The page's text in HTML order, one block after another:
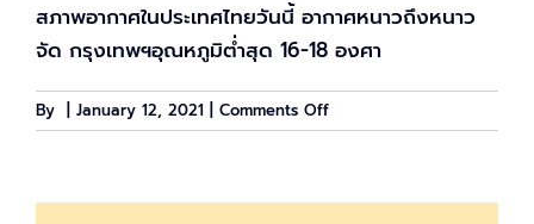
สภาพอากาศในประเทศไทยวันนี้ อากาศหนาวถึงหนาว
จัด กรุงเทพฯอุณหภูมิต่ำสุด 16-18 องศา
By January 12, 2021 Comments Offon
พยากรณ์